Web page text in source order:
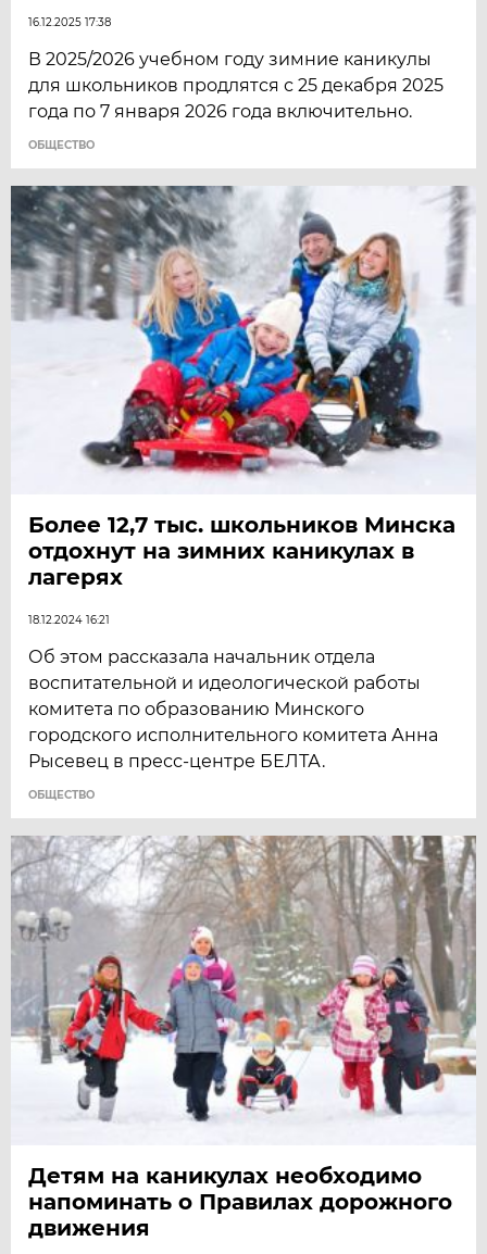
16.12.2025 17:38
В 2025/2026 учебном году зимние каникулы
для школьников продлятся с 25 декабря 2025
года по 7 января 2026 года включительно.
ОБЩЕСТВО
Более 12,7 тыс. школьников Минска
отдохнут на зимних каникулах в
лагерях
18.12.2024 16:21
Об этом рассказала начальник отдела
воспитательной и идеологической работы
комитета по образованию Минского
городского исполнительного комитета Анна
Рысевец в пресс-центре БЕЛТА.
ОБЩЕСТВО
Детям на каникулах необходимо
напоминать о Правилах дорожного
движения